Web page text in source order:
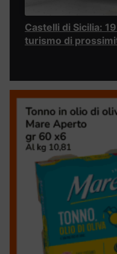
Castelli di Sicilia:
turismo di